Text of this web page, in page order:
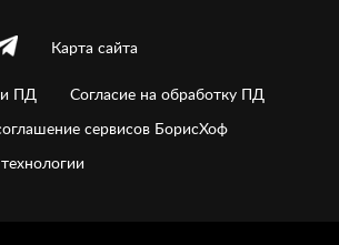
Карта сайта
ПД
Согласие на обработку ПД
сервисов БорисХоф